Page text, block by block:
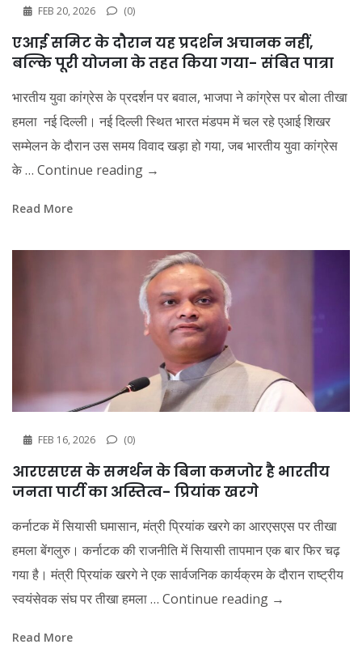
FEB 20, 2026 (0)
एआई समिट के दौरान यह प्रदर्शन अचानक नहीं,
बल्कि पूरी योजना के तहत किया गया- संबित पात्रा
भारतीय युवा कांग्रेस के प्रदर्शन पर बवाल, भाजपा ने कांग्रेस पर बोला तीखा
हमला नई दिल्ली। नई दिल्ली स्थित भारत मंडपम में चल रहे एआई शिखर
सम्मेलन के दौरान उस समय विवाद खड़ा हो गया, जब भारतीय युवा कांग्रेस
के … Continue reading →
Read More
FEB 16, 2026 (0)
आरएसएस के समर्थन के बिना कमजोर है भारतीय
जनता पार्टी का अस्तित्व- प्रियांक खरगे
कर्नाटक में सियासी घमासान, मंत्री प्रियांक खरगे का आरएसएस पर तीखा
हमला बेंगलुरु। कर्नाटक की राजनीति में सियासी तापमान एक बार फिर चढ़
गया है। मंत्री प्रियांक खरगे ने एक सार्वजनिक कार्यक्रम के दौरान राष्ट्रीय
स्वयंसेवक संघ पर तीखा हमला … Continue reading →
Read More